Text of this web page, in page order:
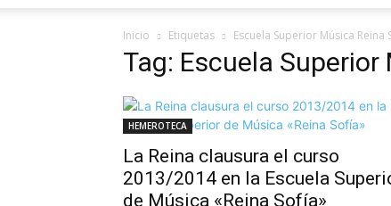
Inicio Etiquetas Escuela Superior Música Reina
Tag: Escuela
HEMEROTECA
La Reina clausura el curso
2013/2014 en la Escuela
de Música «Reina Sofía»